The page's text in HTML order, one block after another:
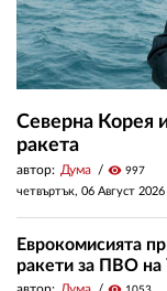
Северна Корея
ракета
автор: Дума visibility 997
четвъртък, 06 Август
Еврокомисията
ракети за ПВО на